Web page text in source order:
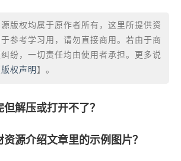
版权均属于原作者所有，这里所提供资
参考学习用，请勿直接商用。若由于商
纷，一切责任均由使用者承担。更多说
版权声明 】。
解压或打开不了？
源介绍文章里的示例图片？